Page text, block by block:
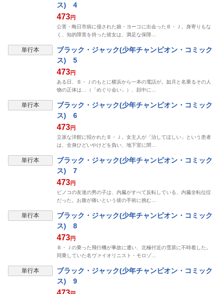
ス) 4
473円
公害・晦日市病に侵された娘・ヨーコに出会ったＢ・Ｊ。身寄りもな
く、知的障害を持った彼女は、満足な保障…
単行本
ブラック・ジャック(少年チャンピオン・コミック
ス) 5
473円
ある日、Ｂ・Ｊのもとに横浜から一本の電話が。如月と名乗るその人
物の正体は…（「めぐり会い」）、顔中に…
単行本
ブラック・ジャック(少年チャンピオン・コミック
ス) 6
473円
立派な洋館に招かれたＢ・Ｊ。女主人が「治してほしい」という患者
は、全身ひどいやけどを負い、地下室に閉…
単行本
ブラック・ジャック(少年チャンピオン・コミック
ス) 7
473円
ピノコの友達の男の子は、内臓がすべて反転している、内臓全転位症
だった。お腹が痛いという彼の手術に挑む…
単行本
ブラック・ジャック(少年チャンピオン・コミック
ス) 8
473円
Ｂ・Ｊの乗った飛行機が事故に遭い、北極付近の雪原に不時着した。
同乗していた名ヴァイオリニスト・モロゾ…
単行本
ブラック・ジャック(少年チャンピオン・コミック
ス) 9